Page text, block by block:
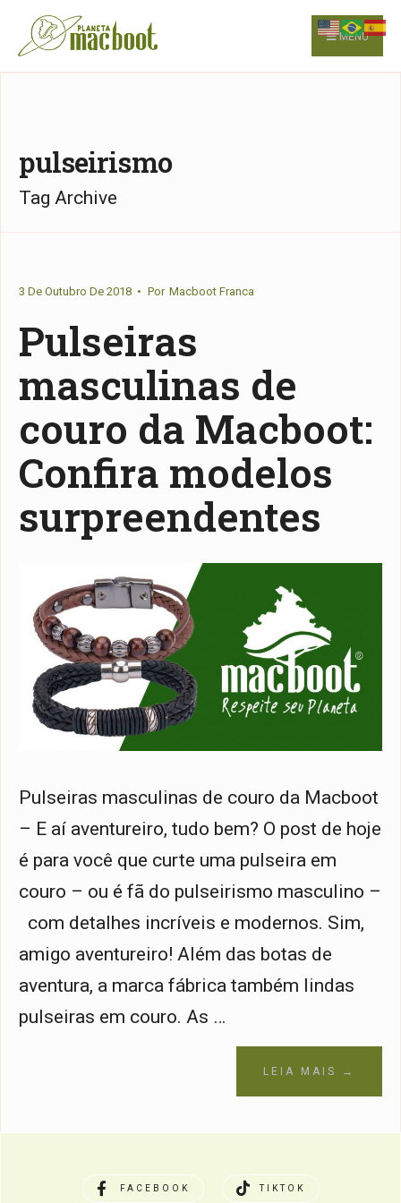
Skip
to
MENU
pulseirismo
Tag Archive
3 De Outubro De 2018 • Por Macboot Franca
Pulseiras
masculinas de
couro da Macboot:
Confira modelos
surpreendentes
Pulseiras masculinas de couro da Macboot
– E aí aventureiro, tudo bem? O post de hoje
é para você que curte uma pulseira em
couro – ou é fã do pulseirismo masculino –
com detalhes incríveis e modernos. Sim,
amigo aventureiro! Além das botas de
aventura, a marca fábrica também lindas
pulseiras em couro. As …
LEIA MAIS →
FACEBOOK TIKTOK